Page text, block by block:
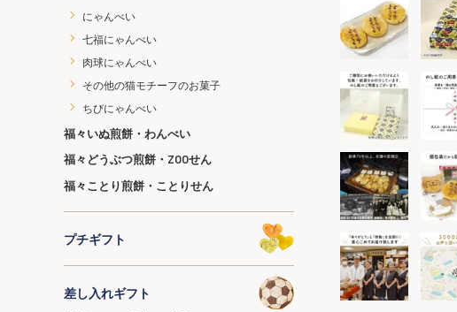
にゃんべい
七福にゃんべい
肉球にゃんべい
その他の猫モチーフのお菓子
ちびにゃんべい
福々いぬ煎餅・わんべい
福々どうぶつ煎餅・ZOOせん
福々ことり煎餅・ことりせん
プチギフト
差し入れギフト